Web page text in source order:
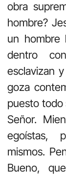
obra
hombre?
un hombre
dentro
esclavizan
goza
puesto todo
Señor.
egoístas,
mismos.
Bueno,